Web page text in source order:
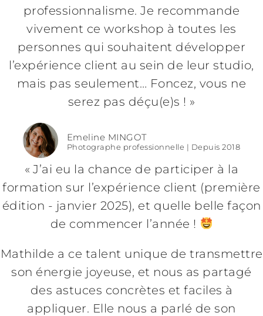
professionnalisme. Je recommande
vivement ce workshop à toutes les
personnes qui souhaitent développer
l’expérience client au sein de leur studio,
mais pas seulement… Foncez, vous ne
serez pas déçu(e)s ! »
Emeline MINGOT
Photographe professionnelle | Depuis 2018
«J’ai eu la chance de participer à la
formation sur l’expérience client (première
édition - janvier 2025), et quelle belle façon
de commencer l’année !
Mathilde a ce talent unique de transmettre
son énergie joyeuse, et nous as partagé
des astuces concrètes et faciles à
appliquer. Elle nous a parlé de son